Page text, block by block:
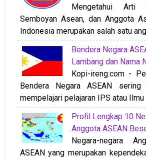
Mengetahui Arti
Semboyan Asean, dan Anggota
Indonesia merupakan salah satu
Bendera Negara
Lambang dan Nama
Kopi-ireng.com -
Bendera Negara ASEAN
mempelajari pelajaran IPS atau Ilmu
Profil Lengkap 10
Anggota ASEAN
Negara-negara
ASEAN yang merupakan